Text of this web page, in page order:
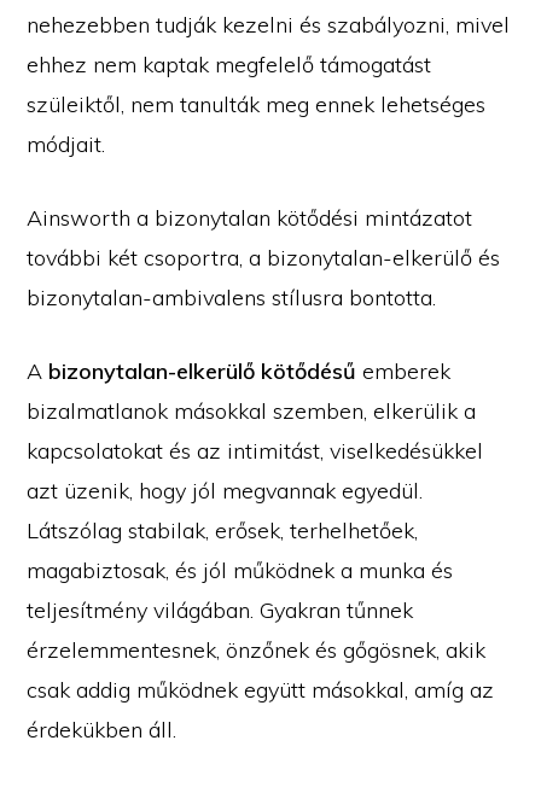
nehezebben tudják kezelni és szabályozni, mivel
ehhez nem kaptak megfelelő támogatást
szüleiktől, nem tanulták meg ennek lehetséges
módjait.
Ainsworth a bizonytalan kötődési mintázatot
további két csoportra, a bizonytalan-elkerülő és
bizonytalan-ambivalens stílusra bontotta.
A bizonytalan-elkerülő kötődésű emberek
bizalmatlanok másokkal szemben, elkerülik a
kapcsolatokat és az intimitást, viselkedésükkel
azt üzenik, hogy jól megvannak egyedül.
Látszólag stabilak, erősek, terhelhetőek,
magabiztosak, és jól működnek a munka és
teljesítmény világában. Gyakran tűnnek
érzelemmentesnek, önzőnek és gőgösnek, akik
csak addig működnek együtt másokkal, amíg az
érdekükben áll.